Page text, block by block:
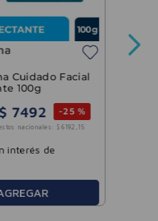
Cuidado Facial
100g
$ 7492 -25 %
nacionales: $ 6192 , 15
interés de
42